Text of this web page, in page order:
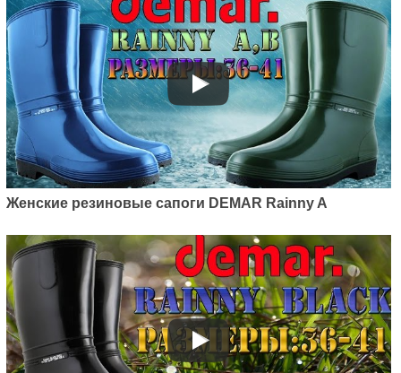
Женские резиновые сапоги DEMAR Rainny A